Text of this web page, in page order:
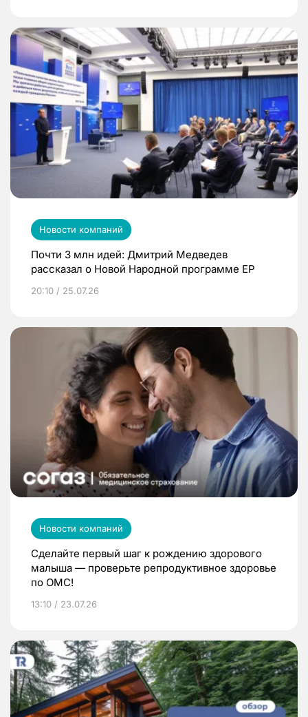
Новости компаний
Почти 3 млн идей: Дмитрий Медведев
рассказал о Новой Народной программе ЕР
20:10 / 25.07.26
Новости компаний
Сделайте первый шаг к рождению здорового
малыша — проверьте репродуктивное здоровье
по ОМС!
13:10 / 23.07.26